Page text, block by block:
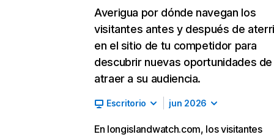
Averigua por dónde navegan los
visitantes antes y después de
en el sitio de tu competidor para
descubrir nuevas oportunidades de
atraer a su audiencia.
Escritorio jun 2026
En longislandwatch.com, los visitantes